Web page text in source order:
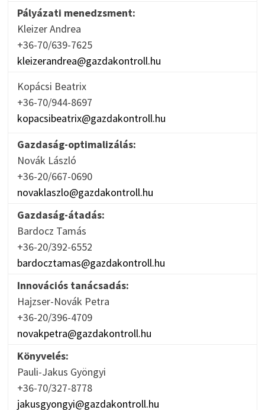
Pályázati menedzsment:
Kleizer Andrea
+36-70/639-7625
kleizerandrea@gazdakontroll.hu
Kopácsi Beatrix
+36-70/944-8697
kopacsibeatrix@gazdakontroll.hu
Gazdaság-optimalizálás:
Novák László
+36-20/667-0690
novaklaszlo@gazdakontroll.hu
Gazdaság-átadás:
Bardocz Tamás
+36-20/392-6552
bardocztamas@gazdakontroll.hu
Innovációs tanácsadás:
Hajzser-Novák Petra
+36-20/396-4709
novakpetra@gazdakontroll.hu
Könyvelés:
Pauli-Jakus Gyöngyi
+36-70/327-8778
jakusgyongyi@gazdakontroll.hu